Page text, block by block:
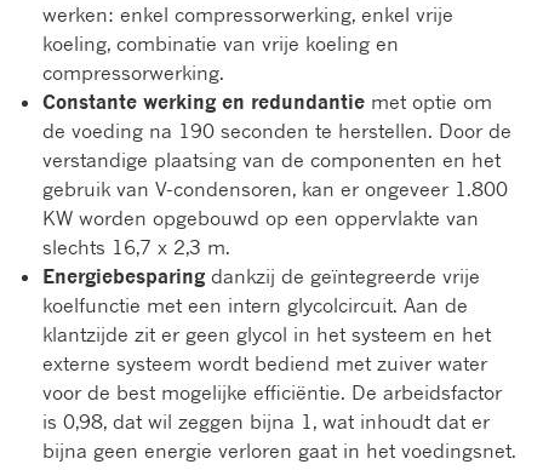
werken: enkel compressorwerking, enkel vrije
koeling, combinatie van vrije koeling en
compressorwerking.
Constante werking en redundantie met optie om
de voeding na 190 seconden te herstellen. Door de
verstandige plaatsing van de componenten en het
gebruik van V-condensoren, kan er ongeveer 1.800
KW worden opgebouwd op een oppervlakte van
slechts 16,7 x 2,3 m.
Energiebesparing dankzij de geïntegreerde vrije
koelfunctie met een intern glycolcircuit. Aan de
klantzijde zit er geen glycol in het systeem en het
externe systeem wordt bediend met zuiver water
voor de best mogelijke efficiëntie. De arbeidsfactor
is 0,98, dat wil zeggen bijna 1, wat inhoudt dat er
bijna geen energie verloren gaat in het voedingsnet.